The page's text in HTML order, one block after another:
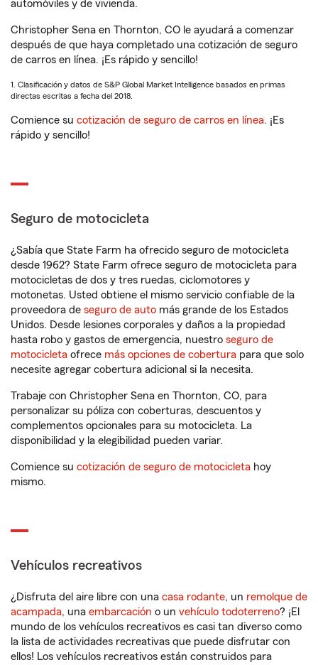
automóviles y de vivienda.
Christopher Sena en Thornton, CO le ayudará a comenzar
después de que haya completado una cotización de seguro
de carros en línea. ¡Es rápido y sencillo!
1. Clasificación y datos de S&P Global Market Intelligence basados en primas
directas escritas a fecha del 2018.
Comience su cotización de seguro de carros en línea. ¡Es
rápido y sencillo!
Seguro de motocicleta
¿Sabía que State Farm ha ofrecido seguro de motocicleta
desde 1962? State Farm ofrece seguro de motocicleta para
motocicletas de dos y tres ruedas, ciclomotores y
motonetas. Usted obtiene el mismo servicio confiable de la
proveedora de seguro de auto más grande de los Estados
Unidos. Desde lesiones corporales y daños a la propiedad
hasta robo y gastos de emergencia, nuestro seguro de
motocicleta ofrece más opciones de cobertura para que solo
necesite agregar cobertura adicional si la necesita.
Trabaje con Christopher Sena en Thornton, CO, para
personalizar su póliza con coberturas, descuentos y
complementos opcionales para su motocicleta. La
disponibilidad y la elegibilidad pueden variar.
Comience su cotización de seguro de motocicleta hoy
mismo.
Vehículos recreativos
¿Disfruta del aire libre con una casa rodante, un remolque de
acampada, una embarcación o un vehículo todoterreno? ¡El
mundo de los vehículos recreativos es casi tan diverso como
la lista de actividades recreativas que puede disfrutar con
ellos! Los vehículos recreativos están construidos para